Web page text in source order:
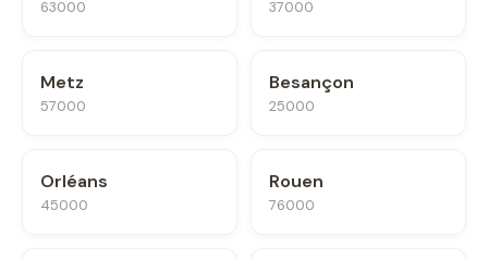
63000 37000
Metz
57000
Besançon
25000
Orléans
45000
Rouen
76000